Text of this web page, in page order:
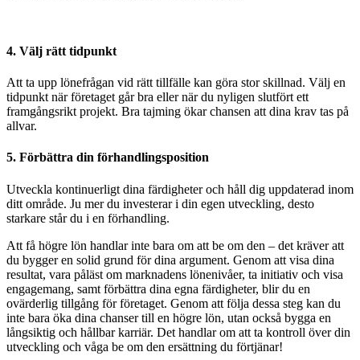
4. Välj rätt tidpunkt
Att ta upp lönefrågan vid rätt tillfälle kan göra stor skillnad. Välj en
tidpunkt när företaget går bra eller när du nyligen slutfört ett
framgångsrikt projekt. Bra tajming ökar chansen att dina krav tas på
allvar.
5. Förbättra din förhandlingsposition
Utveckla kontinuerligt dina färdigheter och håll dig uppdaterad inom
ditt område. Ju mer du investerar i din egen utveckling, desto
starkare står du i en förhandling.
Att få högre lön handlar inte bara om att be om den – det kräver att
du bygger en solid grund för dina argument. Genom att visa dina
resultat, vara påläst om marknadens lönenivåer, ta initiativ och visa
engagemang, samt förbättra dina egna färdigheter, blir du en
ovärderlig tillgång för företaget. Genom att följa dessa steg kan du
inte bara öka dina chanser till en högre lön, utan också bygga en
långsiktig och hållbar karriär. Det handlar om att ta kontroll över din
utveckling och våga be om den ersättning du förtjänar!